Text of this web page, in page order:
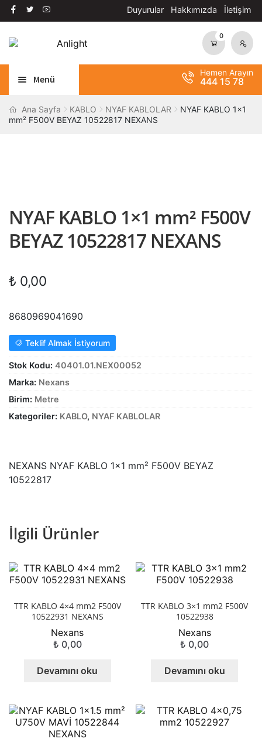
Duyurular Hakkımızda İletişim
Dolaşıma
İçeriğe
0
Menü
AYDINLATMA
Alt
BANT / YAPIŞTIRICILAR
ŞALT MALZEMELERİ
KABLO
PANOLAR
ASPİRATÖRLER
Hemen Arayın
444 15 78
Ana Sayfa KABLO NYAF KABLOLAR
NYAF KABLO 1×1
mm² F500V BEYAZ 10522817 NEXANS
NYAF KABLO 1×1 mm² F500V
BEYAZ 10522817 NEXANS
₺ 0,00
8680969041690
Teklif Almak İstiyorum
Stok Kodu: 40401.01.NEX00052
Marka: Nexans
Birim: Metre
Kategoriler: KABLO, NYAF KABLOLAR
NEXANS NYAF KABLO 1×1 mm² F500V BEYAZ
10522817
İlgili Ürünler
TTR KABLO 4×4 mm2 F500V
10522931 NEXANS
Nexans
₺ 0,00
Devamını oku
TTR KABLO 3×1 mm2 F500V
10522938
Nexans
₺ 0,00
Devamını oku